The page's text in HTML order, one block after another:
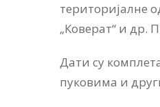
територијалне
„Коверат“ и др.
Дати су
пуковима и